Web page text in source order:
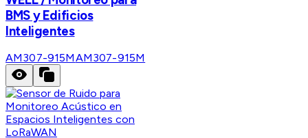
BMS y Edificios
Inteligentes
AM307-915MAM307-915M